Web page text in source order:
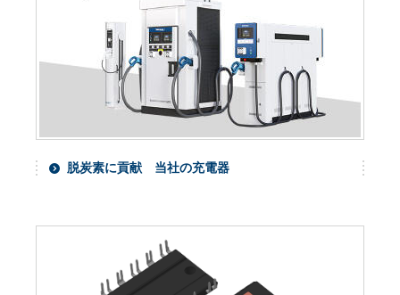
脱炭素に貢献 当社の充電器